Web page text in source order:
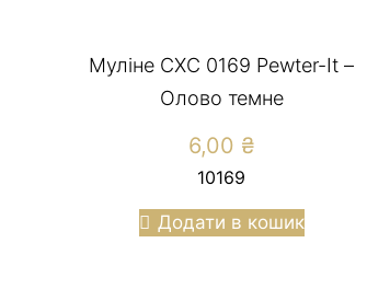
Муліне СХС 0169 Pewter-It –
Олово темне
6,00 ₴
10169
Додати в кошик